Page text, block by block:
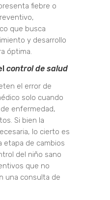
fiebre o
que busca
y desarrollo
óptima.
control de salud
el error de
solo cuando
enfermedad,
Si bien la
lo cierto es
etapa de cambios
del niño sano
que no
una consulta de